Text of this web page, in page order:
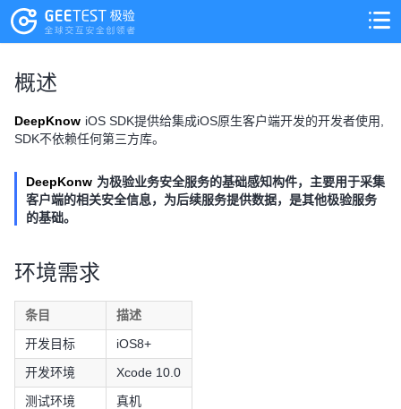
>
概述
DeepKnow iOS SDK提供给集成iOS原生客户端开发的开发者使用,
SDK不依赖任何第三方库。
DeepKonw 为极验业务安全服务的基础感知构件，主要用于采集
客户端的相关安全信息，为后续服务提供数据，是其他极验服务
的基础。
环境需求
条目
描述
开发目标
iOS8+
开发环境
Xcode 10.0
测试环境
真机